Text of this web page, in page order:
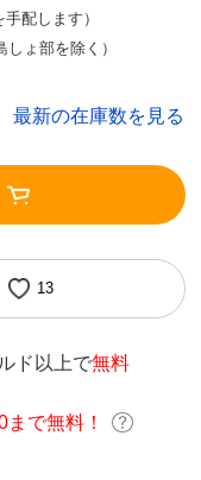
配します）
ょ部を除く）
最新の在庫数を見る
13
ド以上で無料
で無料！